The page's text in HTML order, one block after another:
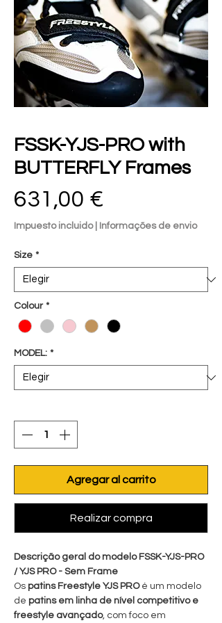
FSSK-YJS-PRO with
BUTTERFLY Frames
631,00 €
Impuesto incluido| Informações de envio
Size *
Colour *
MODEL: *
Agregar al carrito
Realizar compra
Descrição geral do modelo FSSK-YJS-PRO
/ YJS PRO - Sem Frame
Os patins Freestyle YJS PROé um modelo
de patins em linha de nível competitivo e
freestyle avançado, com foco em